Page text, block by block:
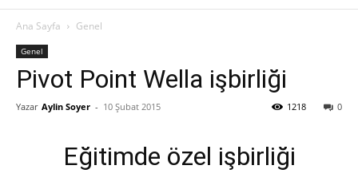
Ana Sayfa Genel
Genel
Pivot Point Wella işbirliği
Yazar Aylin Soyer - 10 Şubat 2015 0
1218
Eğitimde özel işbirliği